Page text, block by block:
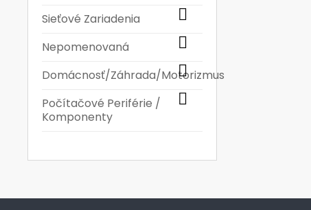
Sieťové Zariadenia 
Nepomenovaná 
Domácnosť/Záhrada/Motorizmus

Počítačové Periférie /
Komponenty
